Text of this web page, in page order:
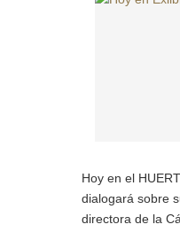
Hoy en el
dialogará sobre
directora de la